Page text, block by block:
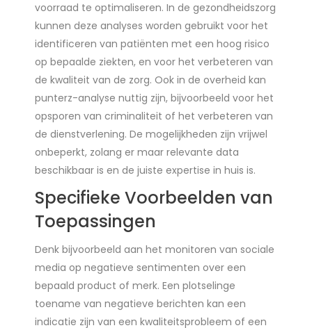
voorraad te optimaliseren. In de gezondheidszorg
kunnen deze analyses worden gebruikt voor het
identificeren van patiënten met een hoog risico
op bepaalde ziekten, en voor het verbeteren van
de kwaliteit van de zorg. Ook in de overheid kan
punterz-analyse nuttig zijn, bijvoorbeeld voor het
opsporen van criminaliteit of het verbeteren van
de dienstverlening. De mogelijkheden zijn vrijwel
onbeperkt, zolang er maar relevante data
beschikbaar is en de juiste expertise in huis is.
Specifieke Voorbeelden van
Toepassingen
Denk bijvoorbeeld aan het monitoren van sociale
media op negatieve sentimenten over een
bepaald product of merk. Een plotselinge
toename van negatieve berichten kan een
indicatie zijn van een kwaliteitsprobleem of een